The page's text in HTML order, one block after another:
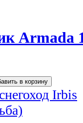
Armada